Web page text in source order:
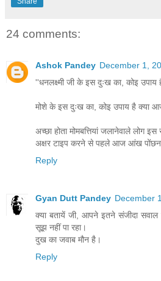
24 comments:
Ashok Pandey December 1,
''धनलक्ष्मी जी के इस दुःख का, कोइ
मोशे के इस दुःख का, कोइ उपाय है क्या
अच्‍छा होता मोमबत्तियां जलानेवाले लोग
अक्षर टाइप करने से पहले आज आंख
Reply
Gyan Dutt Pandey December
क्या बतायें जी, आपने इतने संजीदा सवाल
सूझ नहीं पा रहा।
दुख का जवाब मौन है।
Reply